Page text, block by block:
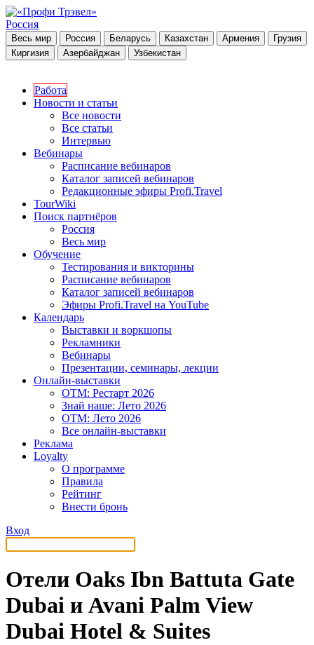
Россия
Весь мир Россия Беларусь Казахстан Армения
Грузия
Киргизия
Азербайджан Узбекистан
Работа
Новости и статьи
Все новости
Все статьи
Интервью
Вебинары
Расписание вебинаров
Каталог записей вебинаров
Редакционные эфиры Profi.Travel
TourWiki
Поиск партнёров
Россия
Весь мир
Обучение
Тестирования и викторины
Расписание вебинаров
Каталог записей вебинаров
Эфиры Profi.Travel на YouTube
Календарь
Выставки и воркшопы
Рекламники
Вебинары
Презентации, семинары, лекции
Онлайн-выставки
OTM: Рестарт 2026
Знай наше: Лето 2026
OTM: Лето 2026
Все онлайн-выставки
Реклама
Loyalty
О программе
Правила
Рейтинг
Внести бронь
Вход
Отели Oaks Ibn Battuta Gate
Dubai и Avani Palm View
Dubai Hotel & Suites